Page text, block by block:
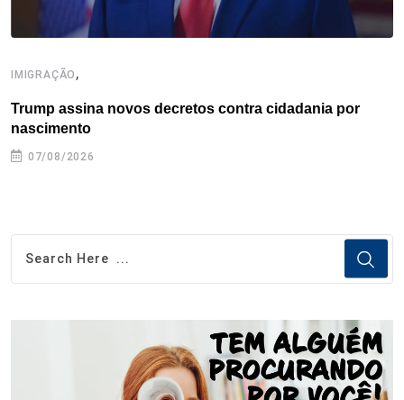
IMIGRAÇÃO ,
Trump assina novos decretos contra cidadania por
nascimento
07/08/2026